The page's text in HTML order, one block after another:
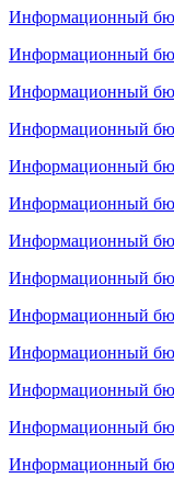
Информационный
Информационный
Информационный
Информационный
Информационный
Информационный
Информационный
Информационный
Информационный
Информационный
Информационный
Информационный
Информационный